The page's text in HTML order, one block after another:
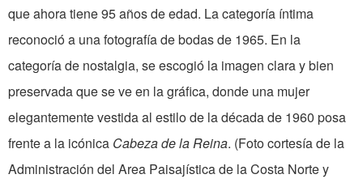
que ahora tiene 95 años de edad. La categoría íntima
reconoció a una fotografía de bodas de 1965. En la
categoría de nostalgia, se escogió la imagen clara y bien
preservada que se ve en la gráfica, donde una mujer
elegantemente vestida al estilo de la década de 1960 posa
frente a la icónica Cabeza de la Reina. (Foto cortesía de la
Administración del Area Paisajística de la Costa Norte y